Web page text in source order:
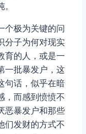
个极为关键的问
分子为何对现实
育的人，或是一
一批暴发户，这
句话，似乎在暗
，而感到愤愤不
恶暴发户和那些
们发财的方式不